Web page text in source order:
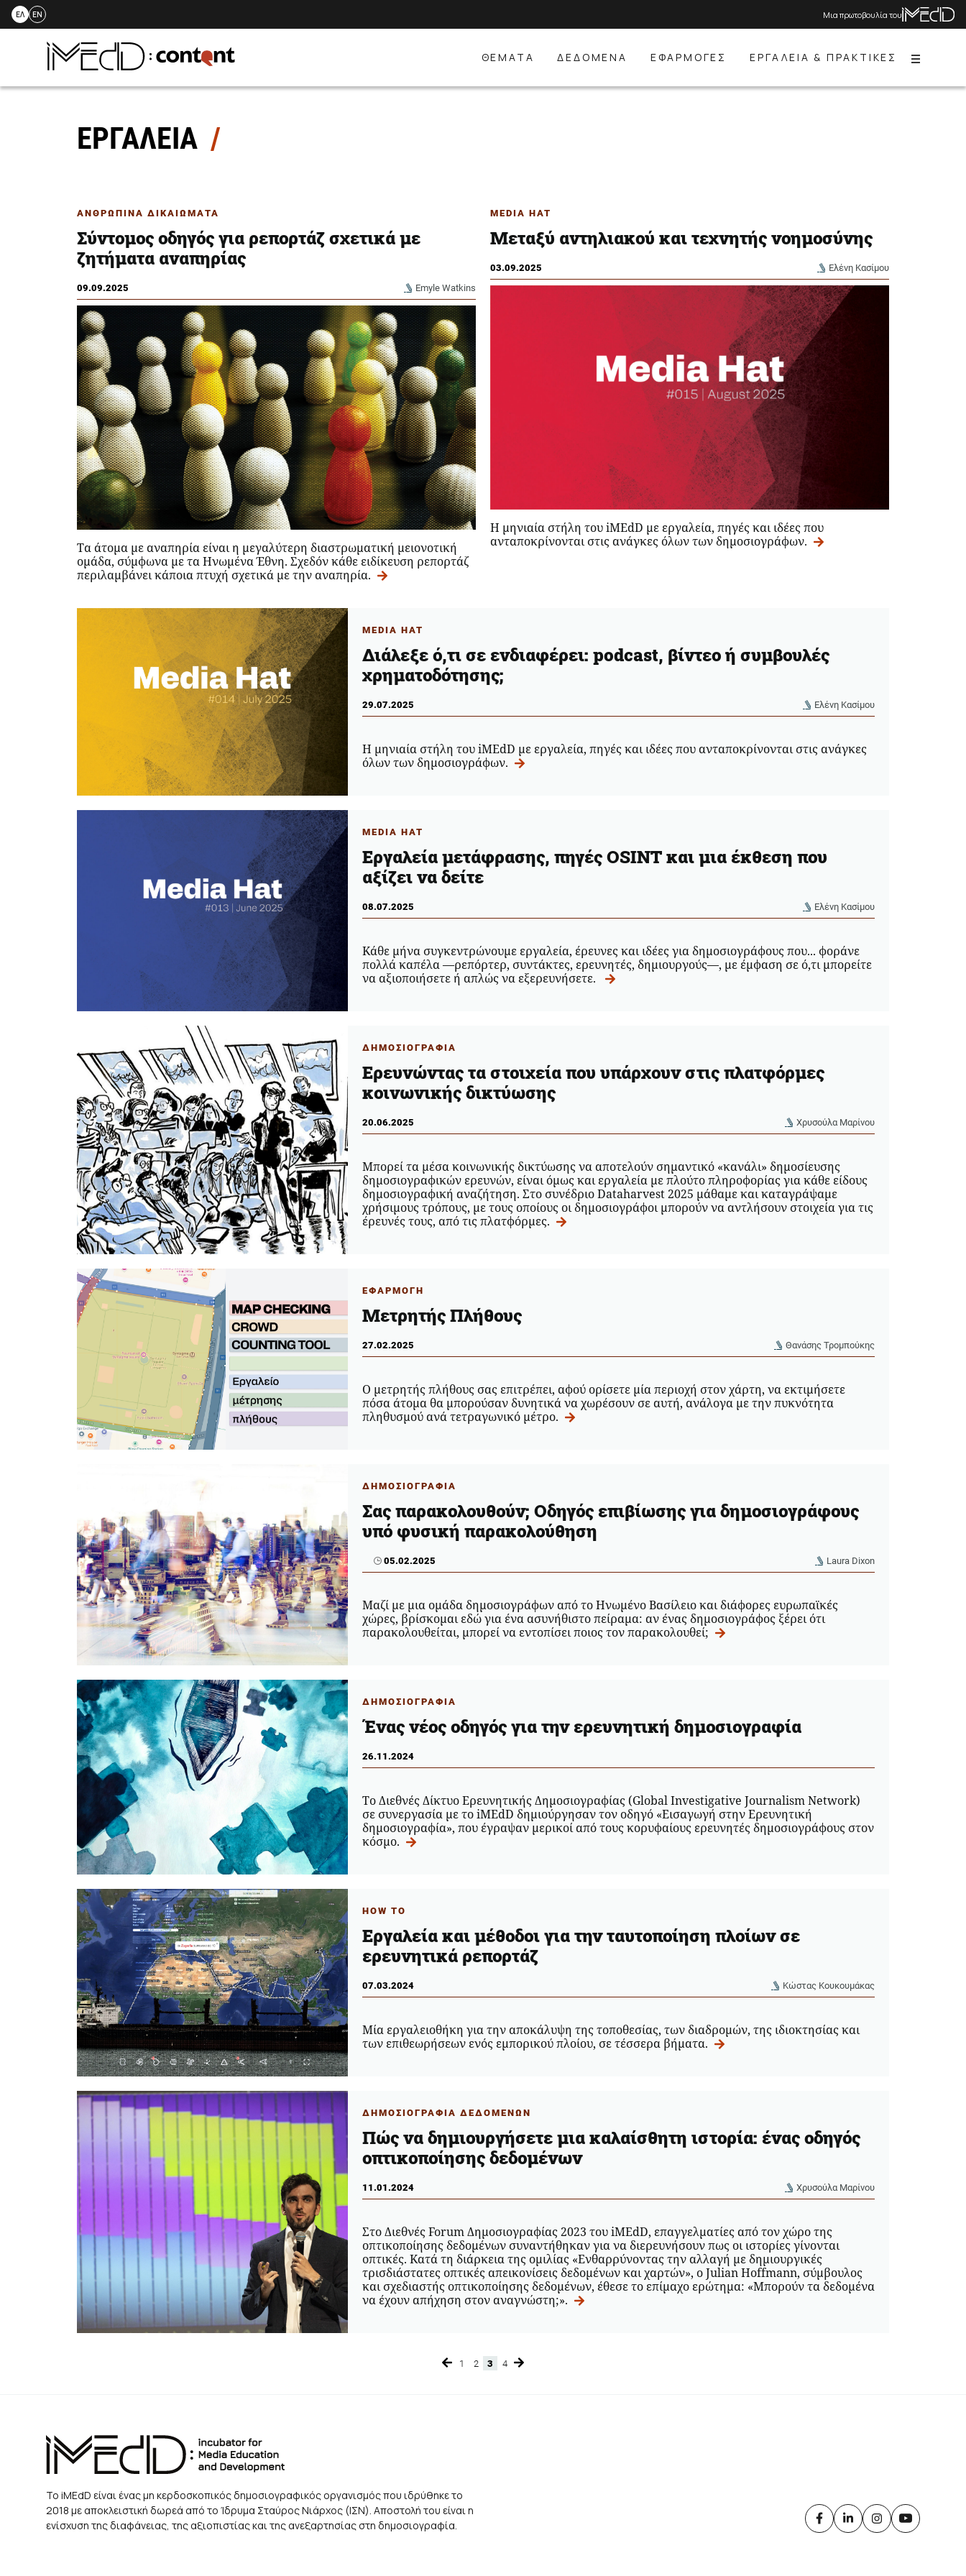
Skip
ΕΛ EN Μια πρωτοβουλία του
ΘΕΜΑΤΑ ΔΕΔΟΜΕΝΑ ΕΦΑΡΜΟΓΕΣ ΕΡΓΑΛΕΙΑ & ΠΡΑΚΤΙΚΕΣ Menu
ΕΡΓΑΛΕΙΑ
ΑΝΘΡΩΠΙΝΑ ΔΙΚΑΙΩΜΑΤΑ
Σύντομος οδηγός για ρεπορτάζ σχετικά με
ζητήματα αναπηρίας
09.09.2025 Emyle Watkins
Τα άτομα με αναπηρία είναι η μεγαλύτερη διαστρωματική μειονοτική
ομάδα, σύμφωνα με τα Ηνωμένα Έθνη. Σχεδόν κάθε ειδίκευση ρεπορτάζ
περιλαμβάνει κάποια πτυχή σχετικά με την αναπηρία.
MEDIA HAT
Μεταξύ αντηλιακού και τεχνητής νοημοσύνης
03.09.2025 Ελένη Κασίμου
Η μηνιαία στήλη του iMEdD με εργαλεία, πηγές και ιδέες που
ανταποκρίνονται στις ανάγκες όλων των δημοσιογράφων.
MEDIA HAT
Διάλεξε ό,τι σε ενδιαφέρει: podcast, βίντεο ή συμβουλές
χρηματοδότησης;
29.07.2025 Ελένη Κασίμου
Η μηνιαία στήλη του iMEdD με εργαλεία, πηγές και ιδέες που ανταποκρίνονται στις ανάγκες
όλων των δημοσιογράφων.
MEDIA HAT
Εργαλεία μετάφρασης, πηγές OSINT και μια έκθεση που
αξίζει να δείτε
08.07.2025 Ελένη Κασίμου
Κάθε μήνα συγκεντρώνουμε εργαλεία, έρευνες και ιδέες για δημοσιογράφους που... φοράνε
πολλά καπέλα —ρεπόρτερ, συντάκτες, ερευνητές, δημιουργούς—, με έμφαση σε ό,τι μπορείτε
να αξιοποιήσετε ή απλώς να εξερευνήσετε.
ΔΗΜΟΣΙΟΓΡΑΦΙΑ
Ερευνώντας τα στοιχεία που υπάρχουν στις πλατφόρμες
κοινωνικής δικτύωσης
20.06.2025 Χρυσούλα Μαρίνου
Μπορεί τα μέσα κοινωνικής δικτύωσης να αποτελούν σημαντικό «κανάλι» δημοσίευσης
δημοσιογραφικών ερευνών, είναι όμως και εργαλεία με πλούτο πληροφορίας για κάθε είδους
δημοσιογραφική αναζήτηση. Στο συνέδριο Dataharvest 2025 μάθαμε και καταγράψαμε
χρήσιμους τρόπους, με τους οποίους οι δημοσιογράφοι μπορούν να αντλήσουν στοιχεία για τις
έρευνές τους, από τις πλατφόρμες.
ΕΦΑΡΜΟΓΗ
Μετρητής Πλήθους
27.02.2025 Θανάσης Τρομπούκης
Ο μετρητής πλήθους σας επιτρέπει, αφού ορίσετε μία περιοχή στον χάρτη, να εκτιμήσετε
πόσα άτομα θα μπορούσαν δυνητικά να χωρέσουν σε αυτή, ανάλογα με την πυκνότητα
πληθυσμού ανά τετραγωνικό μέτρο.
ΔΗΜΟΣΙΟΓΡΑΦΙΑ
Σας παρακολουθούν; Οδηγός επιβίωσης για δημοσιογράφους
υπό φυσική παρακολούθηση
05.02.2025 Laura Dixon
Μαζί με μια ομάδα δημοσιογράφων από το Ηνωμένο Βασίλειο και διάφορες ευρωπαϊκές
χώρες, βρίσκομαι εδώ για ένα ασυνήθιστο πείραμα: αν ένας δημοσιογράφος ξέρει ότι
παρακολουθείται, μπορεί να εντοπίσει ποιος τον παρακολουθεί;
ΔΗΜΟΣΙΟΓΡΑΦΙΑ
Ένας νέος οδηγός για την ερευνητική δημοσιογραφία
26.11.2024
Το Διεθνές Δίκτυο Ερευνητικής Δημοσιογραφίας (Global Investigative Journalism Network)
σε συνεργασία με το iMEdD δημιούργησαν τον οδηγό «Εισαγωγή στην Ερευνητική
δημοσιογραφία», που έγραψαν μερικοί από τους κορυφαίους ερευνητές δημοσιογράφους στον
κόσμο.
HOW TO
Εργαλεία και μέθοδοι για την ταυτοποίηση πλοίων σε
ερευνητικά ρεπορτάζ
07.03.2024 Κώστας Κουκουμάκας
Μία εργαλειοθήκη για την αποκάλυψη της τοποθεσίας, των διαδρομών, της ιδιοκτησίας και
των επιθεωρήσεων ενός εμπορικού πλοίου, σε τέσσερα βήματα.
ΔΗΜΟΣΙΟΓΡΑΦΙΑ ΔΕΔΟΜΕΝΩΝ
Πώς να δημιουργήσετε μια καλαίσθητη ιστορία: ένας οδηγός
οπτικοποίησης δεδομένων
11.01.2024 Χρυσούλα Μαρίνου
Στο Διεθνές Forum Δημοσιογραφίας 2023 του iMEdD, επαγγελματίες από τον χώρο της
οπτικοποίησης δεδομένων συναντήθηκαν για να διερευνήσουν πως οι ιστορίες γίνονται
οπτικές. Κατά τη διάρκεια της ομιλίας «Ενθαρρύνοντας την αλλαγή με δημιουργικές
τρισδιάστατες οπτικές απεικονίσεις δεδομένων και χαρτών», ο Julian Hoffmann, σύμβουλος
και σχεδιαστής οπτικοποίησης δεδομένων, έθεσε το επίμαχο ερώτημα: «Μπορούν τα δεδομένα
να έχουν απήχηση στον αναγνώστη;».
Page
1 Page
2 Page
3 Page
4
Το iMEdD είναι ένας μη κερδοσκοπικός δημοσιογραφικός οργανισμός που ιδρύθηκε το
2018 με αποκλειστική δωρεά από το Ίδρυμα Σταύρος Νιάρχος (ΙΣΝ). Αποστολή του είναι η
ενίσχυση της διαφάνειας, της αξιοπιστίας και της ανεξαρτησίας στη δημοσιογραφία.